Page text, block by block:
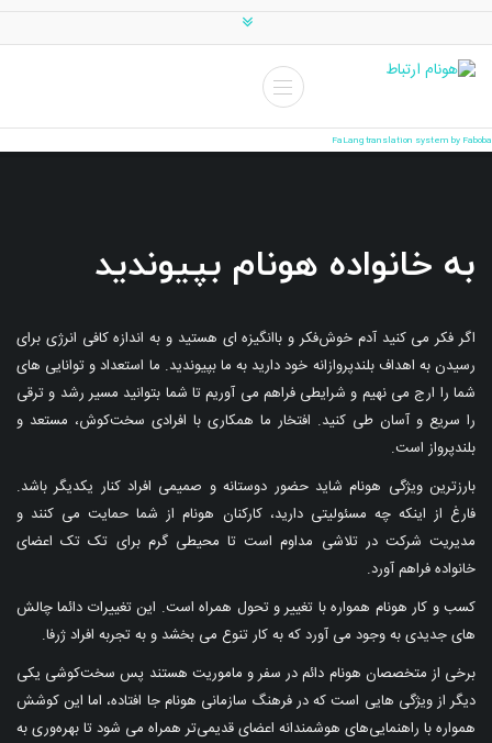
FaLang translation system by Faboba
به خانواده هونام بپیوندید
اگر فکر می کنید آدم خوش‌فکر و باانگیزه ای هستید و به اندازه کافی انرژی برای
رسیدن به اهداف بلندپروازانه خود دارید به ما بپیوندید. ما استعداد و توانایی های
شما را ارج می نهیم و شرایطی فراهم می آوریم تا شما بتوانید مسیر رشد و ترقی
را سریع و آسان طی کنید. افتخار ما همکاری با افرادی سخت‌کوش، مستعد و
بلندپرواز است.
بارزترین ویژگی هونام شاید حضور دوستانه و صمیمی افراد کنار یکدیگر باشد.
فارغ از اینکه چه مسئولیتی دارید، کارکنان هونام از شما حمایت می کنند و
مدیریت شرکت در تلاشی مداوم است تا محیطی گرم برای تک تک اعضای
خانواده فراهم آورد.
کسب و کار هونام همواره با تغییر و تحول همراه است. این تغییرات دائما چالش
های جدیدی به وجود می آورد که به کار تنوع می بخشد و به تجربه افراد ژرفا.
برخی از متخصصان هونام دائم در سفر و ماموریت هستند پس سخت‌کوشی یکی
دیگر از ویژگی هایی است که در فرهنگ سازمانی هونام جا افتاده، اما این کوشش
همواره با راهنمایی‌های هوشمندانه اعضای قدیمی‌تر همراه می شود تا بهره‌وری به